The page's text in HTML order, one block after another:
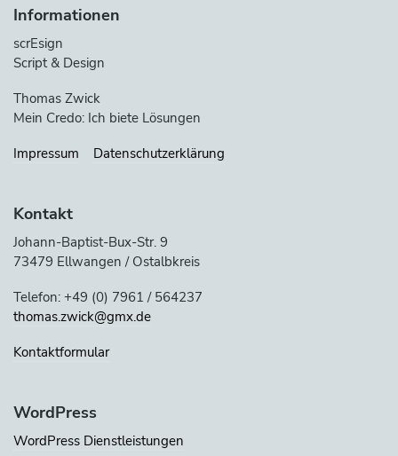
Informationen
scrEsign
Script & Design
Thomas Zwick
Mein Credo: Ich biete Lösungen
Impressum
Datenschutzerklärung
Kontakt
Johann-Baptist-Bux-Str. 9
73479 Ellwangen / Ostalbkreis
Telefon: +49 (0) 7961 / 564237
thomas.zwick@gmx.de
Kontaktformular
WordPress
WordPress Dienstleistungen